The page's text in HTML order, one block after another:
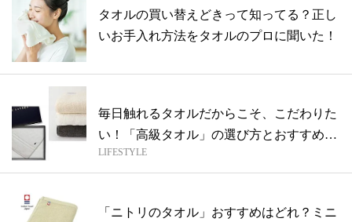
タオルの買い替えどきって知ってる？正し
いお手入れ方法をタオルのプロに聞いた！
毎日触れるタオルだからこそ、こだわりた
い！「高級タオル」の選び方とおすすめ11
選
LIFESTYLE
「ニトリのタオル」おすすめはどれ？ミニ